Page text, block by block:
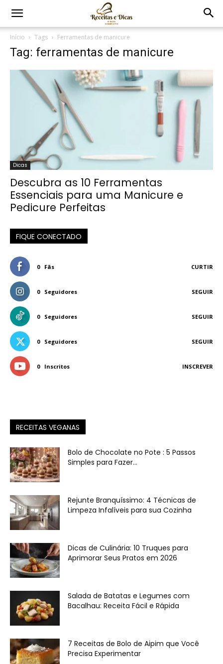
Início Tags Ferramentas de manicure
Tag: ferramentas de manicure
Dicas
Descubra as 10 Ferramentas
Essenciais para uma Manicure e
Pedicure Perfeitas
FIQUE CONECTADO
0 Fãs CURTIR
0 Seguidores SEGUIR
0 Seguidores SEGUIR
0 Seguidores SEGUIR
0 Inscritos INSCREVER
RECEITAS VEGANAS
Bolo de Chocolate no Pote : 5 Passos
Simples para Fazer...
Rejunte Branquíssimo: 4 Técnicas de
Limpeza Infalíveis para sua Cozinha
Dicas de Culinária: 10 Truques para
Aprimorar Seus Pratos em 2026
Salada de Batatas e Legumes com
Bacalhau: Receita Fácil e Rápida
7 Receitas de Bolo de Aipim que Você
Precisa Experimentar